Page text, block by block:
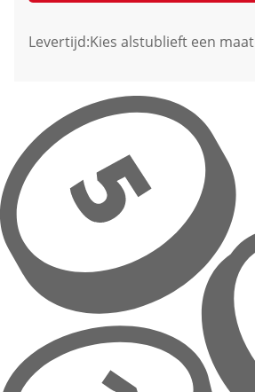
Levertijd:Kies alstublieft een maat